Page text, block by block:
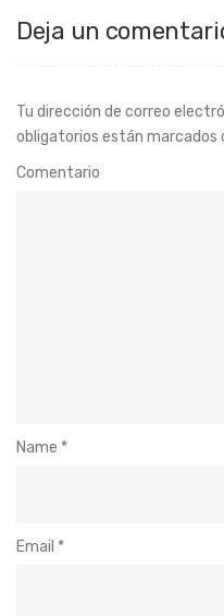
Deja un
Tu dirección de correo
obligatorios están marcados
Comentario
Name *
Email *